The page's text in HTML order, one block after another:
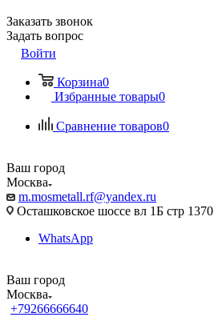
Заказать звонок
Задать вопрос
Войти
Корзина0
Избранные товары0
Сравнение товаров0
Ваш город
Москва
m.mosmetall.rf@yandex.ru
Осташковское шоссе вл 1Б стр 1370
WhatsApp
Ваш город
Москва
+79266666640